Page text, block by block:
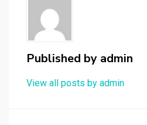
Published by admin
View all posts by admin